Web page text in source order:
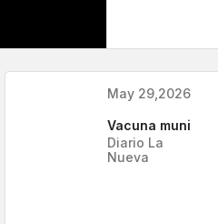
May 29,2026
Vacuna muni
Diario La
Nueva